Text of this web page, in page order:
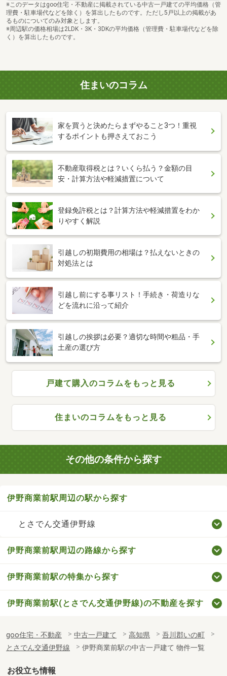
※このデータはgoo住宅・不動産に掲載されている中古一戸建ての平均価格（管
理費・駐車場代などを除く）を算出したものです。ただし5戸以上の掲載があ
るものについてのみ対象とします。
※周辺駅の価格相場は2LDK・3K・3DKの平均価格（管理費・駐車場代などを除
く）を算出したものです。
住まいのコラム
家を買うと決めたらまずやること3つ！重視
するポイントも押さえておこう
不動産取得税とは？いくら払う？金額の目
安・計算方法や軽減措置について
登録免許税とは？計算方法や軽減措置をわか
りやすく解説
引越しの初期費用の相場は？払えないときの
対処法とは
引越し前にする事リスト！手続き・荷造りな
どを流れに沿って紹介
引越しの挨拶は必要？適切な時間や粗品・手
土産の選び方
戸建て購入のコラムをもっと見る
住まいのコラムをもっと見る
その他の条件から探す
伊野商業前駅周辺の駅から探す
とさでん交通伊野線
伊野商業前駅周辺の路線から探す
伊野商業前駅の特集から探す
伊野商業前駅(とさでん交通伊野線)の不動産を探す
goo住宅・不動産 中古一戸建て 高知県
吾川郡いの町
とさでん交通伊野線
伊野商業前駅の中古一戸建て 物件一覧
お役立ち情報